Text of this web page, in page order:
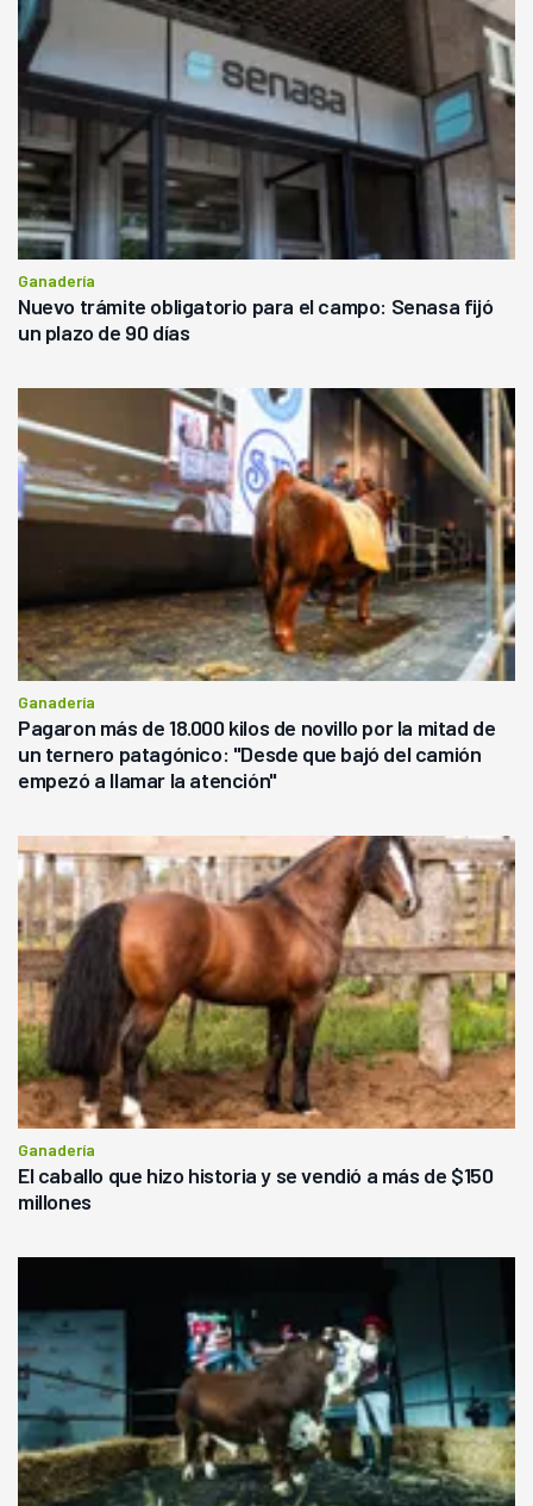
Ganadería
Nuevo trámite obligatorio para el campo: Senasa fijó
un plazo de 90 días
Ganadería
Pagaron más de 18.000 kilos de novillo por la mitad de
un ternero patagónico: "Desde que bajó del camión
empezó a llamar la atención"
Ganadería
El caballo que hizo historia y se vendió a más de $150
millones